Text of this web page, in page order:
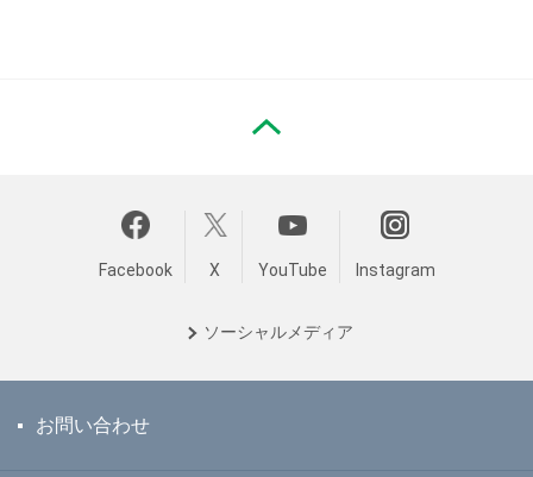
Facebook X YouTube Instagram
ソーシャル メディア
お問い合わせ